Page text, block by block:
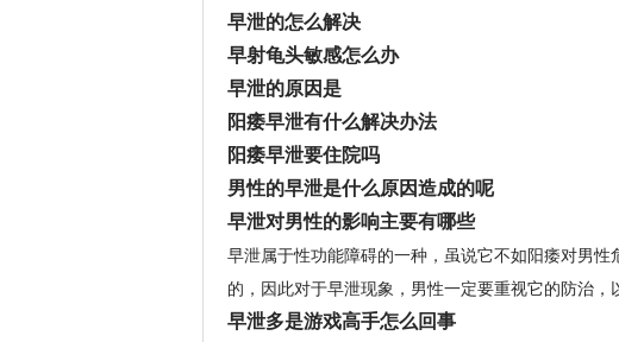
早泄的怎么解决
早射龟头敏感怎么办
早泄的原因是
阳痿早泄有什么解决办法
阳痿早泄要住院吗
男性的早泄是什么原因造成的呢
早泄对男性的影响主要有哪些
早泄属于性功能障碍的一种，虽说它不如阳痿对男
的，因此对于早泄现象，男性一定要重视它的防治，
早泄多是游戏高手怎么回事